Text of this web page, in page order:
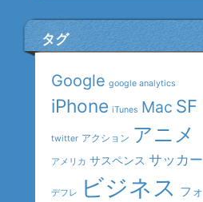
タグ
Google google analytics
iPhone iTunes Mac SF
twitter アクション アニメ
アメリカ サスペンス サッカー
デフレ ビジネス フォ